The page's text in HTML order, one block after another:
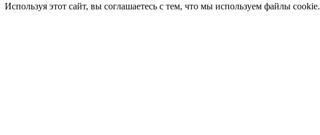
Используя этот сайт, вы соглашаетесь с тем, что мы используем файлы cookie.